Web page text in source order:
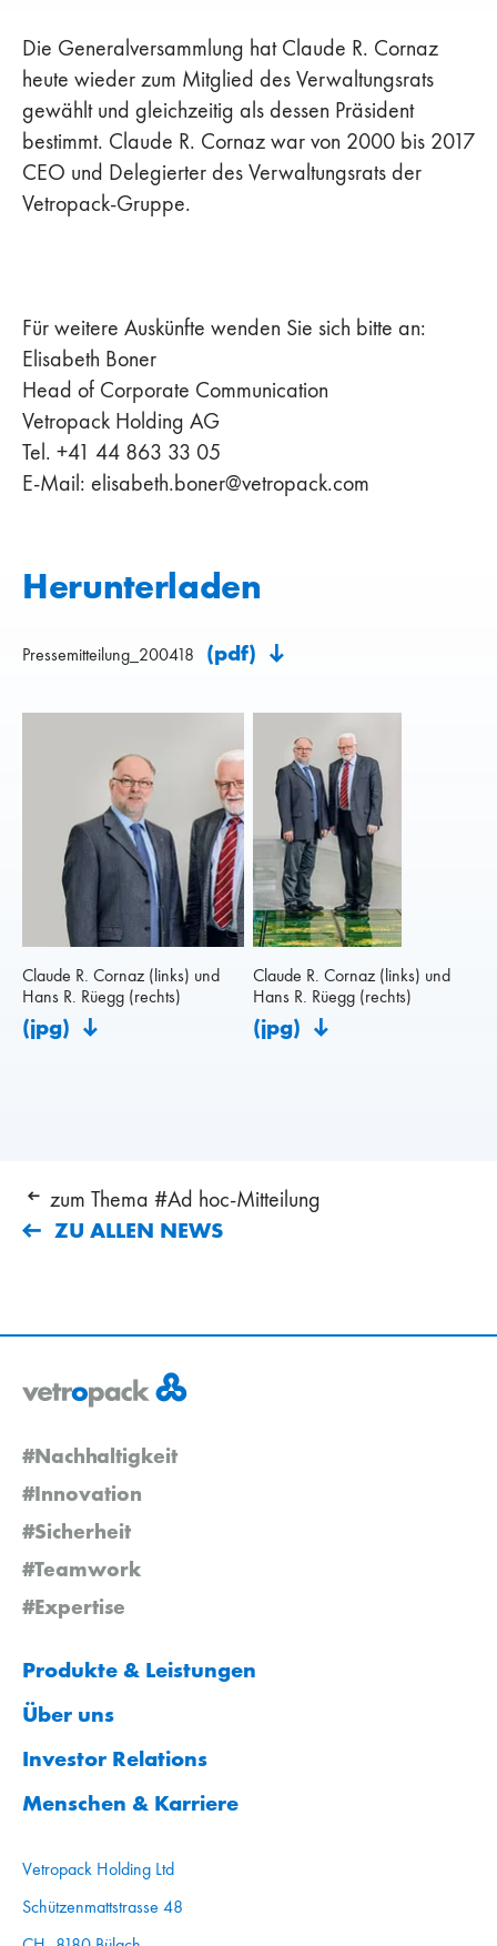
Die Generalversammlung hat Claude R. Cornaz
heute wieder zum Mitglied des Verwaltungsrats
gewählt und gleichzeitig als dessen Präsident
bestimmt. Claude R. Cornaz war von 2000 bis 2017
CEO und Delegierter des Verwaltungsrats der
Vetropack-Gruppe.
Für weitere Auskünfte wenden Sie sich bitte an:
Elisabeth Boner
Head of Corporate Communication
Vetropack Holding AG
Tel. +41 44 863 33 05
E-Mail: elisabeth.boner@vetropack.com
Herunterladen
Pressemitteilung_200418 (pdf)
Claude R. Cornaz (links) und
Hans R. Rüegg (rechts)
(jpg)
Claude R. Cornaz (links) und
Hans R. Rüegg (rechts)
(jpg)
zum Thema #Ad hoc-Mitteilung
ZU ALLEN NEWS
#Nachhaltigkeit
#Innovation
#Sicherheit
#Teamwork
#Expertise
Produkte & Leistungen
Über uns
Investor Relations
Menschen & Karriere
Vetropack Holding Ltd
Schützenmattstrasse 48